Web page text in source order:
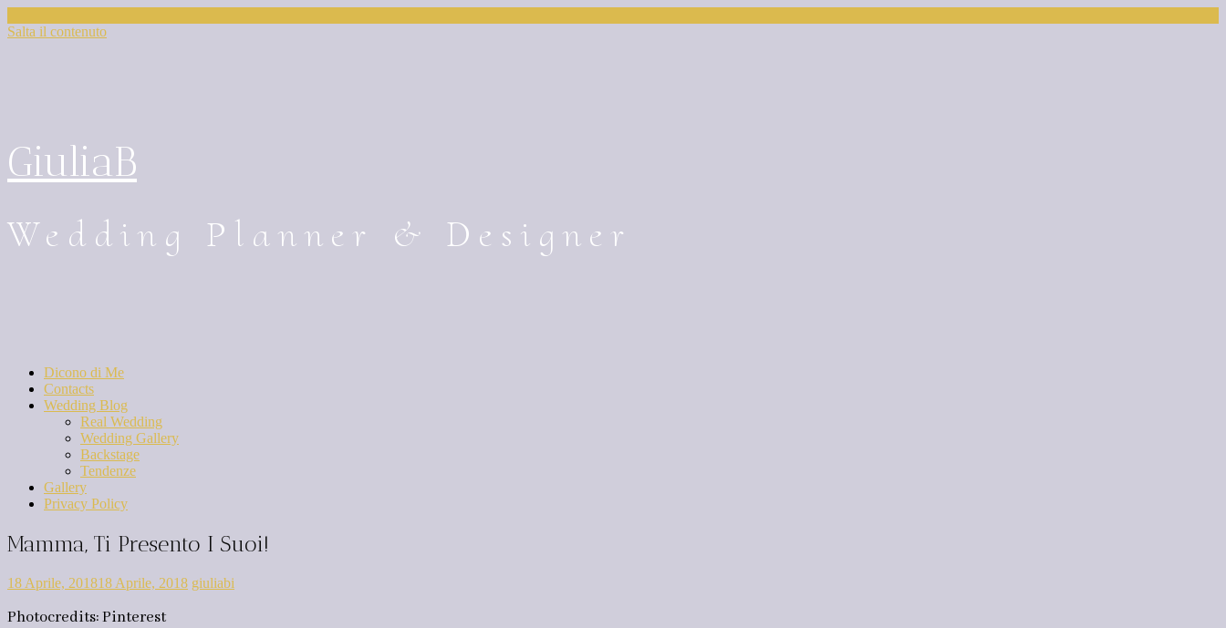
Salta il contenuto
GiuliaB
Wedding Planner & Designer
Dicono di Me
Contacts
Wedding Blog
Real Wedding
Wedding Gallery
Backstage
Tendenze
Gallery
Privacy Policy
Mamma, Ti Presento I Suoi!
18 Aprile, 201818 Aprile, 2018 giuliabi
Photocredits: Pinterest